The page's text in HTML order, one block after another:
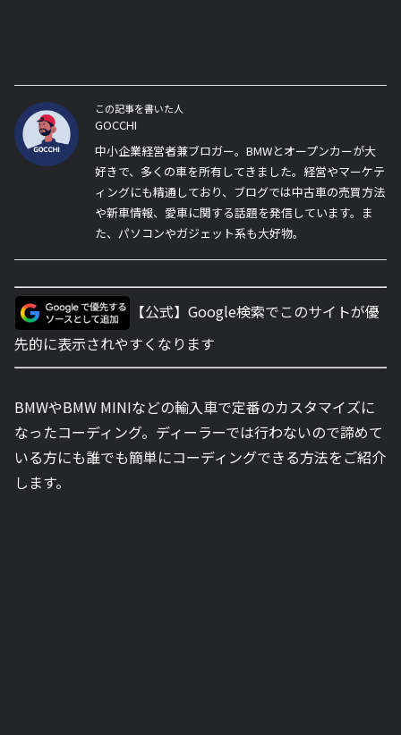
この記事を書いた人
GOCCHI
中小企業経営者兼ブロガー。BMWとオープンカーが大
好きで、多くの車を所有してきました。経営やマーケテ
ィングにも精通しており、ブログでは中古車の売買方法
や新車情報、愛車に関する話題を発信しています。ま
た、パソコンやガジェット系も大好物。
【公式】Google検索でこのサイトが優
先的に表示されやすくなります
BMWやBMW MINIなどの輸入車で定番のカスタマイズに
なったコーディング。ディーラーでは行わないので諦めて
いる方にも誰でも簡単にコーディングできる方法をご紹介
します。